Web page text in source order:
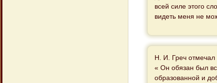
всей силе этого
видеть меня не
Н. И. Греч отмечал
« Он обязан был
образованной и